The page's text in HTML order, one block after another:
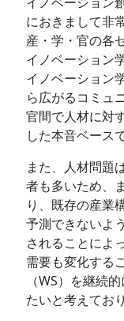
におきまして非
産・学・官の各
イノベーション
イノベーション
ら広がるコミュ
官間で人材に対
した本音ベース
また、人材問題
者も多いため、
り、既存の産業
予測できないよ
されることによ
需要も変化する
（WS）を継続
たいと考えてお